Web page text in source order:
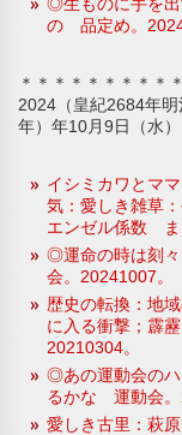
の 品定め。
＊＊＊＊＊＊＊＊＊
2024（皇紀2684年
年）年10月9日（水）
イシミカワとマ
気：愛しき雑草
エンゼル係数 ま
◎運命の時は刻
会。20241007。
歴史の転換：地
に入る衝撃；霹
20210304。
◎あの運動会の
るかな 運動会。
愛しき古里：萩